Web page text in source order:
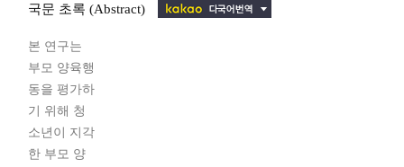
국문 초록 (Abstract)
본 연구는
부모 양육행
동을 평가하
기 위해 청
소년이 지각
한 부모 양